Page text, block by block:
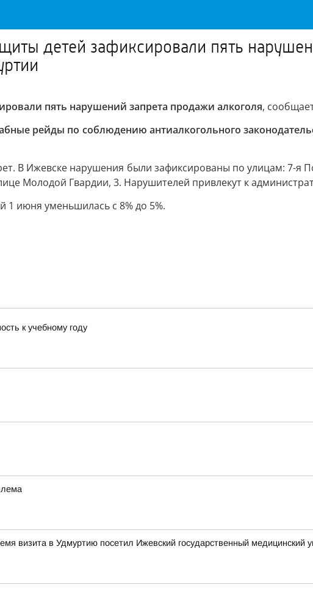
детей зафиксировали пять
пять нарушений запрета продажи алкоголя,
рейды по соблюдению антиалкогольного
В Ижевске нарушения были зафиксированы по улицам: 7-я
Молодой Гвардии, 3. Нарушителей привлекут к
1 июня уменьшилась с 8% до 5%.
к учебному году
визита в Удмуртию посетил Ижевский государственный медицинский